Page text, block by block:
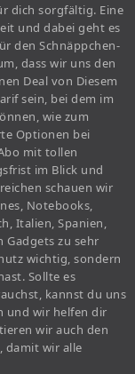
dich sorgfältig. Eine
und dabei geht es
den Schnäppchen-
dass wir uns den
Deal von Diesem
sein, bei dem im
wie zum
Optionen bei
mit tollen
im Blick und
schauen wir
Notebooks,
Italien, Spanien,
Gadgets zu sehr
wichtig, sondern
Sollte es
kannst du uns
und wir helfen dir
wir auch den
damit wir alle